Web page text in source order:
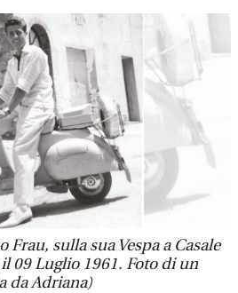
sulla sua Vespa a Casale
09 Luglio 1961. Foto di un
da Adriana)